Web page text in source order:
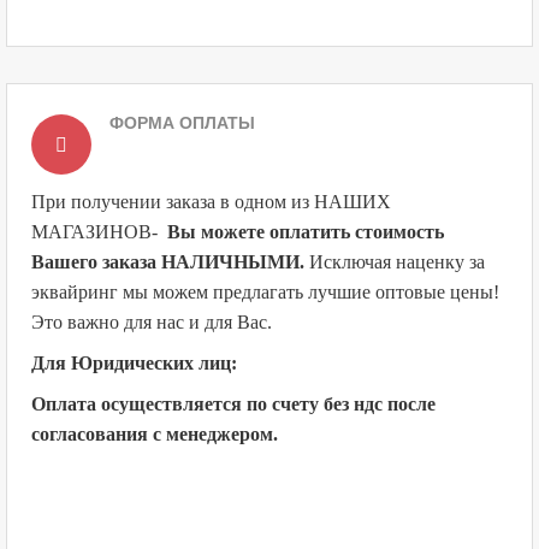
ФОРМА ОПЛАТЫ
При получении заказа в одном из НАШИХ
МАГАЗИНОВ- Вы можете оплатить стоимость
Вашего заказа НАЛИЧНЫМИ. Исключая наценку за
эквайринг мы можем предлагать лучшие оптовые цены!
Это важно для нас и для Вас.
Для Юридических лиц:
Оплата осуществляется по счету без ндс после
согласования с менеджером.